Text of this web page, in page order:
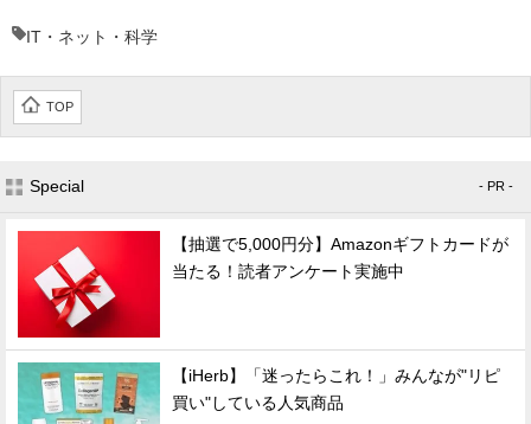
IT・ネット・科学
TOP
Special - PR -
【抽選で5,000円分】Amazonギフトカードが
当たる！読者アンケート実施中
【iHerb】「迷ったらこれ！」みんなが"リピ
買い"している人気商品